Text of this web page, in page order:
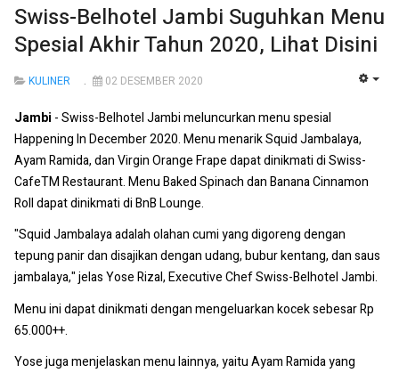
Swiss-Belhotel Jambi Suguhkan Menu
Spesial Akhir Tahun 2020, Lihat Disini
KULINER 02 DESEMBER 2020
Jambi - Swiss-Belhotel Jambi meluncurkan menu spesial
Happening In December 2020. Menu menarik Squid Jambalaya,
Ayam Ramida, dan Virgin Orange Frape dapat dinikmati di Swiss-
CafeTM Restaurant. Menu Baked Spinach dan Banana Cinnamon
Roll dapat dinikmati di BnB Lounge.
"Squid Jambalaya adalah olahan cumi yang digoreng dengan
tepung panir dan disajikan dengan udang, bubur kentang, dan saus
jambalaya," jelas Yose Rizal, Executive Chef Swiss-Belhotel Jambi.
Menu ini dapat dinikmati dengan mengeluarkan kocek sebesar Rp
65.000++.
Yose juga menjelaskan menu lainnya, yaitu Ayam Ramida yang